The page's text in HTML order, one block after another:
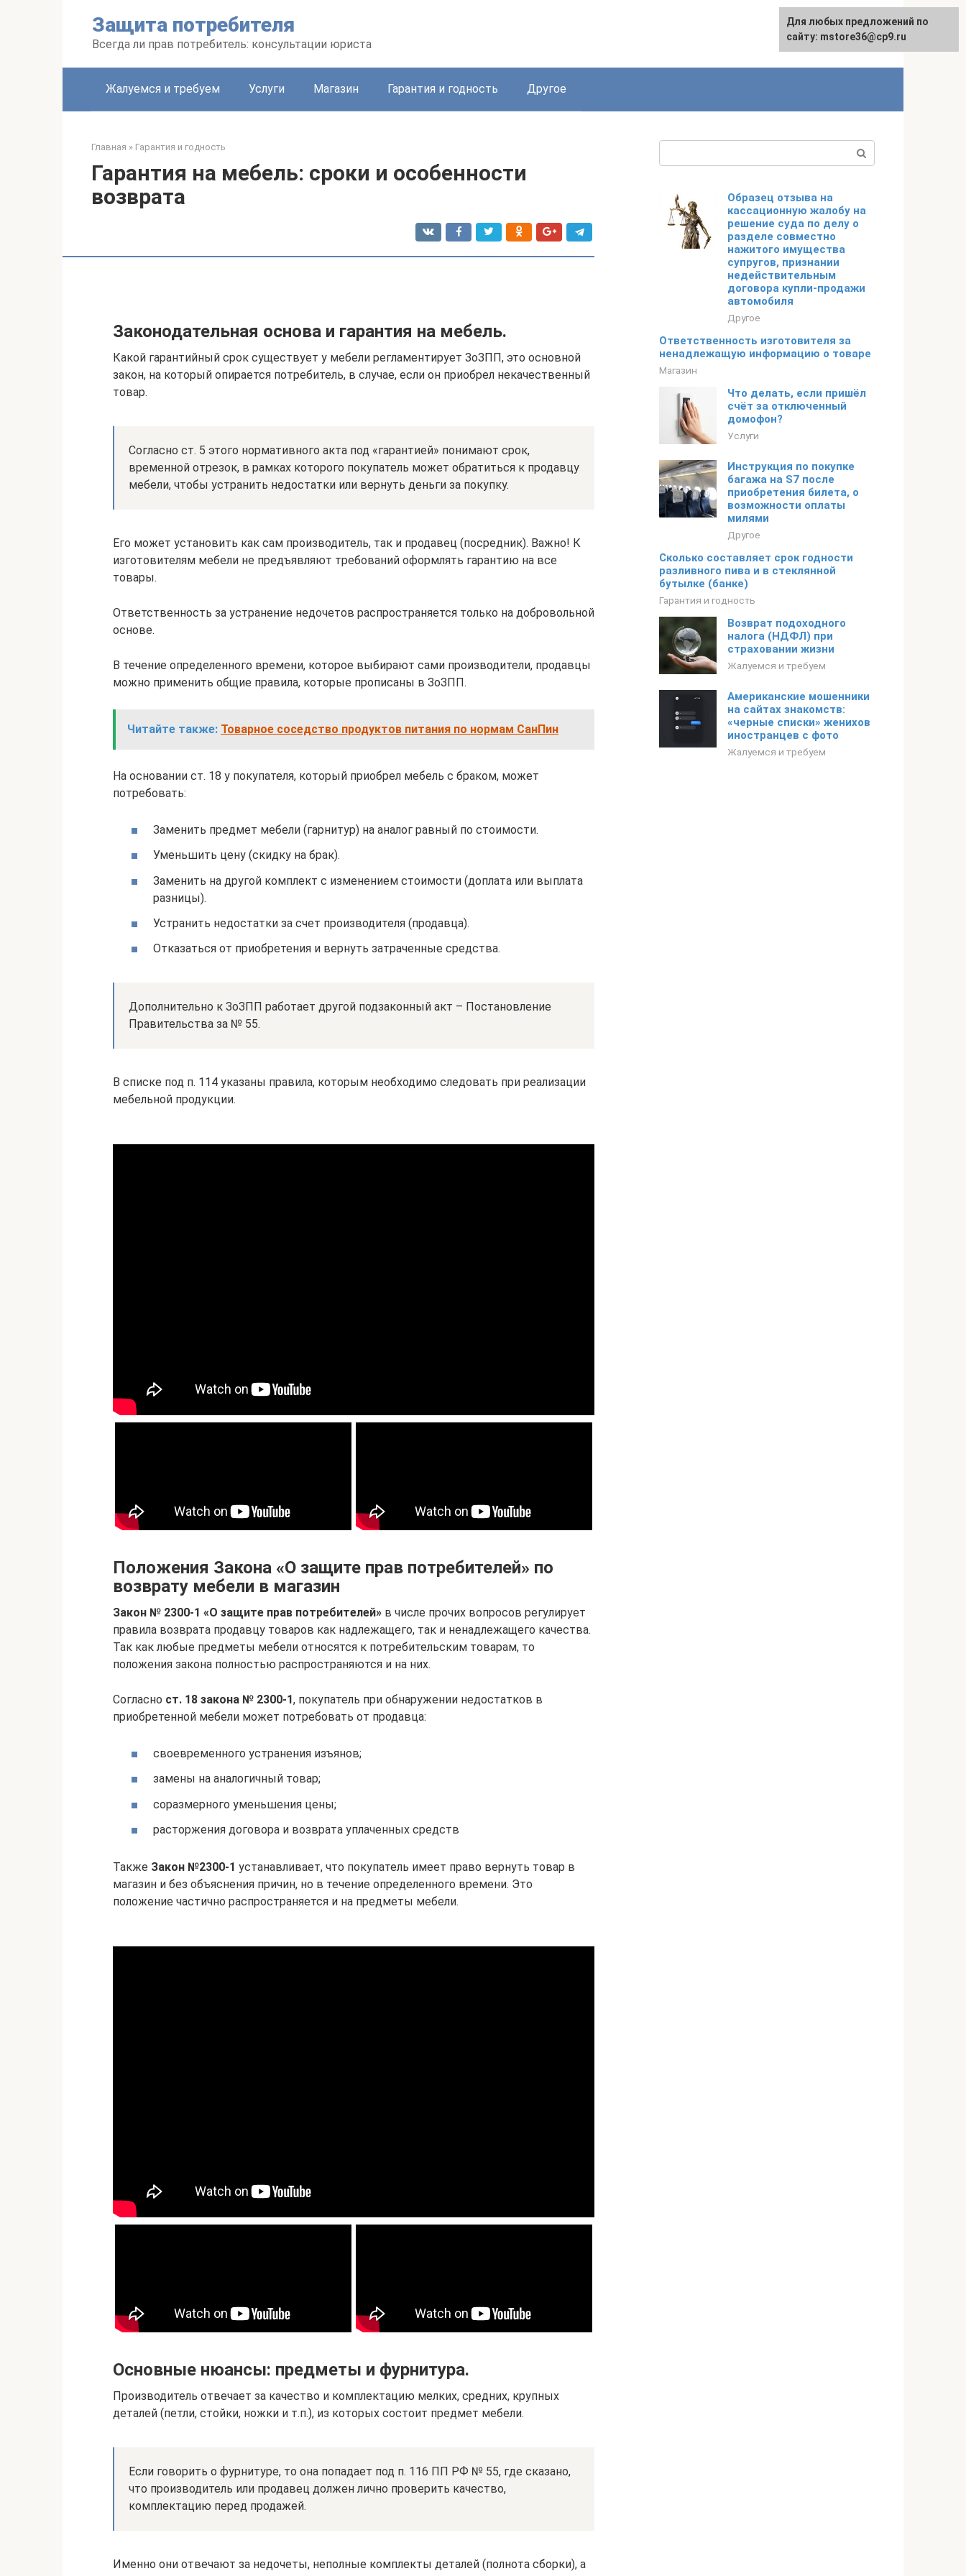
Защита потребителя
Всегда ли прав потребитель: консультации юриста
Жалуемся и требуем Услуги Магазин Гарантия и годность Другое
Главная » Гарантия и годность
Гарантия на мебель: сроки и особенности
возврата
Законодательная основа и гарантия на мебель.
Какой гарантийный срок существует у мебели регламентирует ЗоЗПП, это основной
закон, на который опирается потребитель, в случае, если он приобрел некачественный
товар.
Согласно ст. 5 этого нормативного акта под «гарантией» понимают срок,
временной отрезок, в рамках которого покупатель может обратиться к продавцу
мебели, чтобы устранить недостатки или вернуть деньги за покупку.
Его может установить как сам производитель, так и продавец (посредник). Важно! К
изготовителям мебели не предъявляют требований оформлять гарантию на все
товары.
Ответственность за устранение недочетов распространяется только на добровольной
основе.
В течение определенного времени, которое выбирают сами производители, продавцы
можно применить общие правила, которые прописаны в ЗоЗПП.
Читайте также: Товарное соседство продуктов питания по нормам СанПин
На основании ст. 18 у покупателя, который приобрел мебель с браком, может
потребовать:
Заменить предмет мебели (гарнитур) на аналог равный по стоимости.
Уменьшить цену (скидку на брак).
Заменить на другой комплект с изменением стоимости (доплата или выплата
разницы).
Устранить недостатки за счет производителя (продавца).
Отказаться от приобретения и вернуть затраченные средства.
Дополнительно к ЗоЗПП работает другой подзаконный акт – Постановление
Правительства за № 55.
В списке под п. 114 указаны правила, которым необходимо следовать при реализации
мебельной продукции.
Положения Закона «О защите прав потребителей» по
возврату мебели в магазин
Закон № 2300-1 «О защите прав потребителей» в числе прочих вопросов регулирует
правила возврата продавцу товаров как надлежащего, так и ненадлежащего качества.
Так как любые предметы мебели относятся к потребительским товарам, то
положения закона полностью распространяются и на них.
Согласно ст. 18 закона № 2300-1, покупатель при обнаружении недостатков в
приобретенной мебели может потребовать от продавца:
своевременного устранения изъянов;
замены на аналогичный товар;
соразмерного уменьшения цены;
расторжения договора и возврата уплаченных средств
Также Закон №2300-1 устанавливает, что покупатель имеет право вернуть товар в
магазин и без объяснения причин, но в течение определенного времени. Это
положение частично распространяется и на предметы мебели.
Основные нюансы: предметы и фурнитура.
Производитель отвечает за качество и комплектацию мелких, средних, крупных
деталей (петли, стойки, ножки и т.п.), из которых состоит предмет мебели.
Если говорить о фурнитуре, то она попадает под п. 116 ПП РФ № 55, где сказано,
что производитель или продавец должен лично проверить качество,
комплектацию перед продажей.
Именно они отвечают за недочеты, неполные комплекты деталей (полнота сборки), а
Образец отзыва на
кассационную жалобу на
решение суда по делу о
разделе совместно
нажитого имущества
супругов, признании
недействительным
договора купли-продажи
автомобиля
Другое
Ответственность изготовителя за
ненадлежащую информацию о товаре
Магазин
Что делать, если пришёл
счёт за отключенный
домофон?
Услуги
Инструкция по покупке
багажа на S7 после
приобретения билета, о
возможности оплаты
милями
Другое
Сколько составляет срок годности
разливного пива и в стеклянной
бутылке (банке)
Гарантия и годность
Возврат подоходного
налога (НДФЛ) при
страховании жизни
Жалуемся и требуем
Американские мошенники
на сайтах знакомств:
«черные списки» женихов
иностранцев с фото
Жалуемся и требуем
Для любых предложений по
сайту: mstore36@cp9.ru